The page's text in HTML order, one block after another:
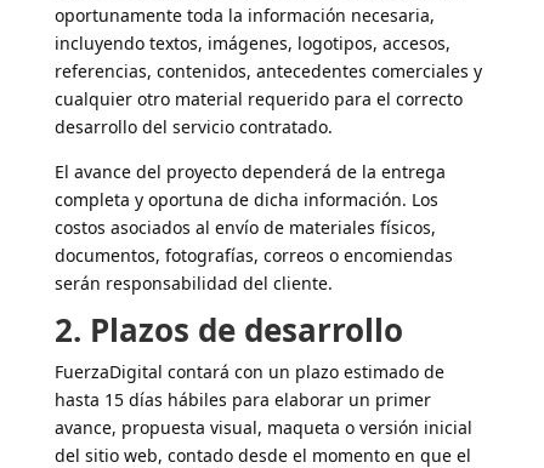
oportunamente toda la información necesaria,
incluyendo textos, imágenes, logotipos, accesos,
referencias, contenidos, antecedentes comerciales y
cualquier otro material requerido para el correcto
desarrollo del servicio contratado.
El avance del proyecto dependerá de la entrega
completa y oportuna de dicha información. Los
costos asociados al envío de materiales físicos,
documentos, fotografías, correos o encomiendas
serán responsabilidad del cliente.
2. Plazos de desarrollo
FuerzaDigital contará con un plazo estimado de
hasta 15 días hábiles para elaborar un primer
avance, propuesta visual, maqueta o versión inicial
del sitio web, contado desde el momento en que el